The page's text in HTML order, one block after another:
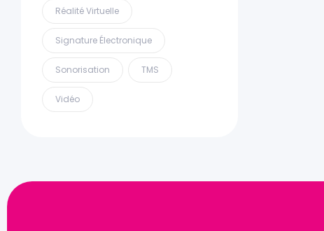
Réalité Virtuelle
Signature Électronique
Sonorisation TMS
Vidéo